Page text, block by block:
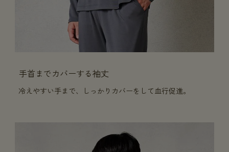
手首までカバーする袖丈
冷えやすい手まで、しっかりカバーをして血行促進。